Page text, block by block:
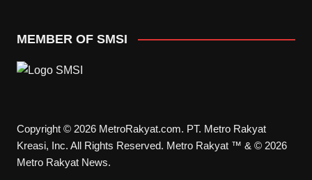
MEMBER OF SMSI
Copyright © 2026 MetroRakyat.com. PT. Metro Rakyat
Kreasi, Inc. All Rights Reserved. Metro Rakyat ™ & © 2026
Metro Rakyat News.